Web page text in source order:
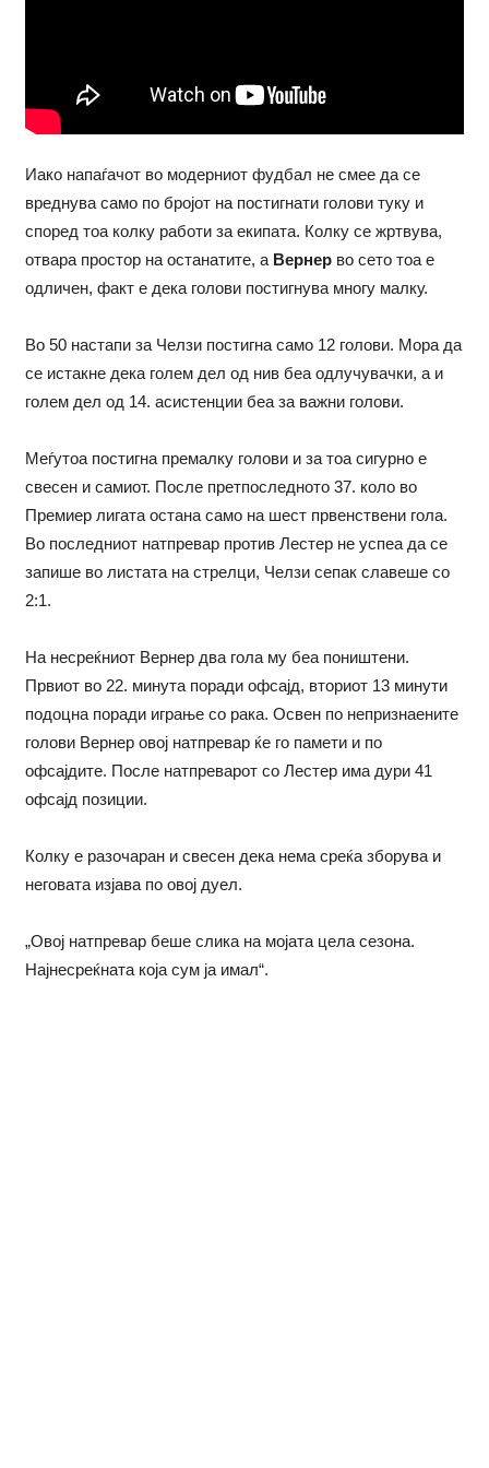
Иако напаѓачот во модерниот фудбал не смее да се
вреднува само по бројот на постигнати голови туку и
според тоа колку работи за екипата. Колку се жртвува,
отвара простор на останатите, аВернер во сето тоа е
одличен, факт е дека голови постигнува многу малку.
Во 50 настапи за Челзи постигна само 12 голови. Мора да
се истакне дека голем дел од нив беа одлучувачки, а и
голем дел од 14. асистенции беа за важни голови.
Меѓутоа постигна премалку голови и за тоа сигурно е
свесен и самиот. После претпоследното 37. коло во
Премиер лигата остана само на шест првенствени гола.
Во последниот натпревар против Лестер не успеа да се
запише во листата на стрелци, Челзи сепак славеше со
2:1.
На несреќниот Вернер два гола му беа поништени.
Првиот во 22. минута поради офсајд, вториот 13 минути
подоцна поради играње со рака. Освен по непризнаените
голови Вернер овој натпревар ќе го памети и по
офсајдите. После натпреварот со Лестер има дури 41
офсајд позиции.
Колку е разочаран и свесен дека нема среќа зборува и
неговата изјава по овој дуел.
„Овој натпревар беше слика на мојата цела сезона.
Најнесреќната која сум ја имал“.